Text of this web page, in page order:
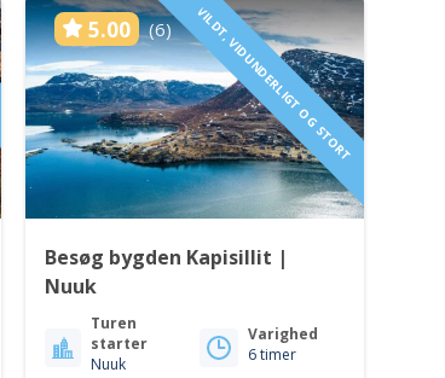
5.00 (6) VILDT, VIDUNDERLIGT OG STORT
Besøg bygden Kapisillit |
Nuuk
Turen
starter
Nuuk
Varighed
6 timer